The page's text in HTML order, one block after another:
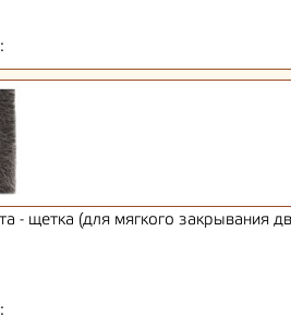
- щетка (для мягкого закрывания